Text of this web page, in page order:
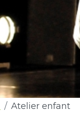
Atelier enfant